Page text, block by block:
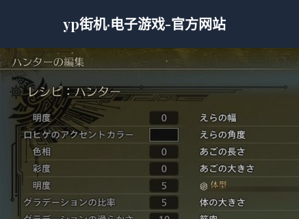
yp街机·电子游戏-官方网站